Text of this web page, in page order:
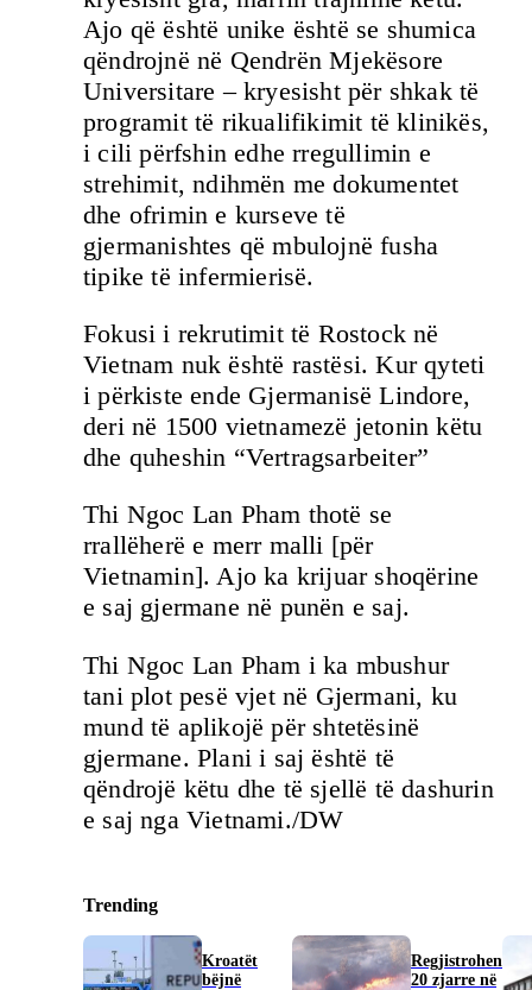
Ajo që është unike është se shumica
qëndrojnë në Qendrën Mjekësore
Universitare – kryesisht për shkak të
programit të rikualifikimit të klinikës,
i cili përfshin edhe rregullimin e
strehimit, ndihmën me dokumentet
dhe ofrimin e kurseve të
gjermanishtes që mbulojnë fusha
tipike të infermierisë.
Fokusi i rekrutimit të Rostock në
Vietnam nuk është rastësi. Kur qyteti
i përkiste ende Gjermanisë Lindore,
deri në 1500 vietnamezë jetonin këtu
dhe quheshin “Vertragsarbeiter”
Thi Ngoc Lan Pham thotë se
rrallëherë e merr malli [për
Vietnamin]. Ajo ka krijuar shoqërine
e saj gjermane në punën e saj.
Thi Ngoc Lan Pham i ka mbushur
tani plot pesë vjet në Gjermani, ku
mund të aplikojë për shtetësinë
gjermane. Plani i saj është të
qëndrojë këtu dhe të sjellë të dashurin
e saj nga Vietnami./DW
Trending
Kroatët
bëjnë
Regjistrohen
20 zjarre në